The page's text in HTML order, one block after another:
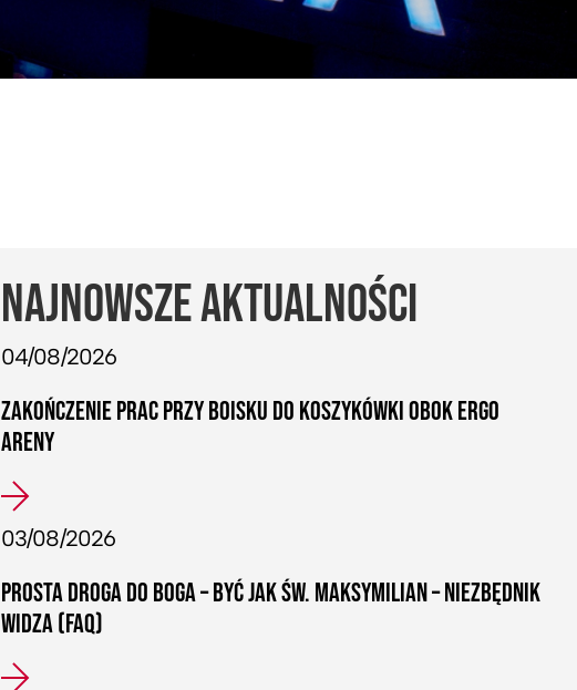
NAJNOWSZE AKTUALNOŚCI
04/08/2026
ZAKOŃCZENIE PRAC PRZY BOISKU DO KOSZYKÓWKI OBOK ERGO
ARENY
03/08/2026
PROSTA DROGA DO BOGA – BYĆ JAK ŚW. MAKSYMILIAN – NIEZBĘDNIK
WIDZA (FAQ)